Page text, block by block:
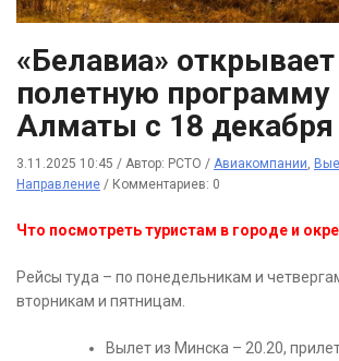
«Белавиа» открывает
полетную программу
Алматы с 18 декабря
3.11.2025 10:45 / Автор: РСТО / Авиакомпании,
Направление / Комментариев: 0
Что посмотреть туристам в городе и
Рейсы туда – по понедельникам и
вторникам и пятницам.
Вылет из Минска – 20.20,